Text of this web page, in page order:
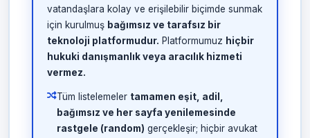
vatandaşlara kolay ve erişilebilir biçimde sunmak
için kurulmuş bağımsız ve tarafsız bir
teknoloji platformudur. Platformumuz hiçbir
hukuki danışmanlık veya aracılık hizmeti
vermez.
Tüm listelemeler tamamen eşit, adil,
bağımsız ve her sayfa yenilemesinde
rastgele (random) gerçekleşir; hiçbir avukat